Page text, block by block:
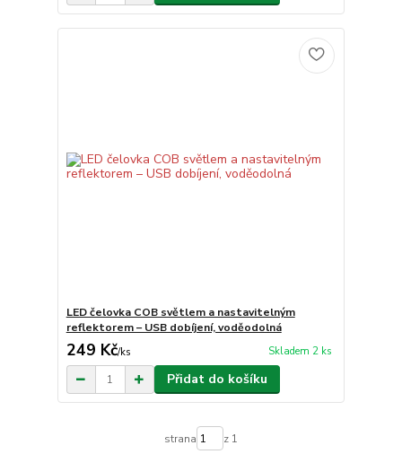
LED čelovka COB světlem a nastavitelným
reflektorem – USB dobíjení, voděodolná
249 Kč/ks Skladem 2 ks
Přidat do košíku
strana z 1